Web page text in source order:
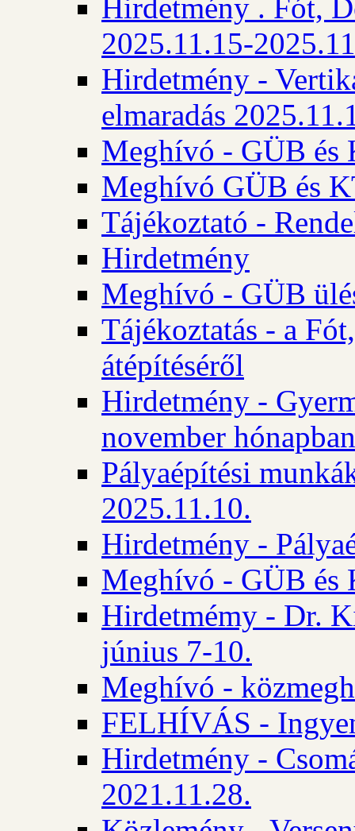
Hirdetmény . Fót,
2025.11.15-
Hirdetmény -
elmaradás
Meghívó - GÜB és
Meghívó GÜB és
Tájékoztató -
Hirdetmény
Meghívó - GÜB
Tájékoztatás - a
átépítéséről
Hirdetmény -
november hónapban
Pályaépítési
2025.11.10.
Hirdetmény -
Meghívó - GÜB és
Hirdetmémy - Dr.
június 7-10.
Meghívó -
FELHÍVÁS -
Hirdetmény -
2021.11.28.